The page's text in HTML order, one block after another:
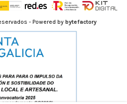
- Powered by bytefactory